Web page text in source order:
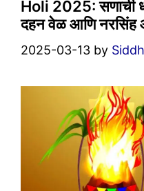
Holi 2025: सणाची
दहन वेळ आणि नरसिंह
2025-03-13 by